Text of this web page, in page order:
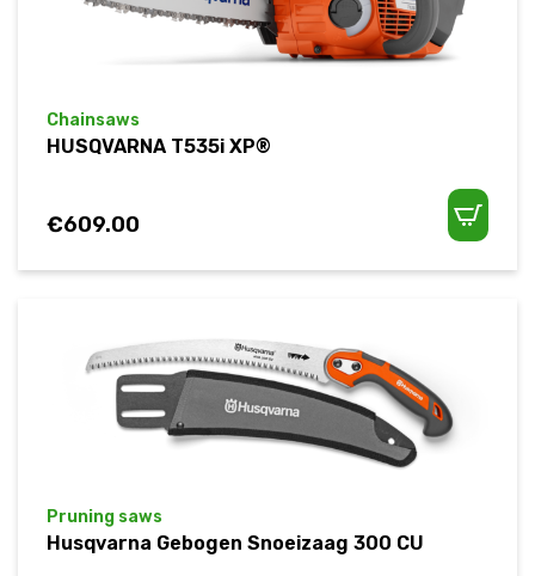
Chainsaws
HUSQVARNA T535i XP®
€609.00
Pruning saws
Husqvarna Gebogen Snoeizaag 300 CU